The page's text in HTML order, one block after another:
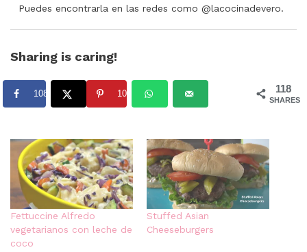
Puedes encontrarla en las redes como @lacocinadevero.
Sharing is caring!
118
SHARES
108 10
Fettuccine Alfredo
vegetarianos con leche de
coco
Stuffed Asian
Cheeseburgers